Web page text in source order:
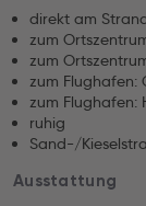
direkt am
zum
zum
zum Flughafen:
zum Flughafen:
ruhig
Sand-/
Ausstattung